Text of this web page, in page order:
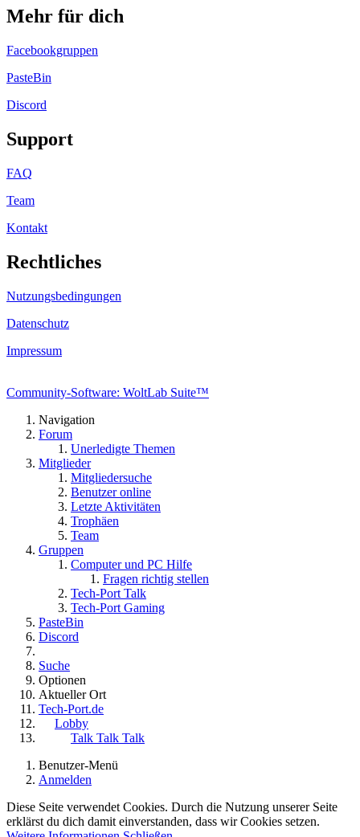
Mehr für dich
Facebookgruppen
PasteBin
Discord
Support
FAQ
Team
Kontakt
Rechtliches
Nutzungsbedingungen
Datenschutz
Impressum
Community-Software: WoltLab Suite™
Navigation
Forum
Unerledigte Themen
Mitglieder
Mitgliedersuche
Benutzer online
Letzte Aktivitäten
Trophäen
Team
Gruppen
Computer und PC Hilfe
Fragen richtig stellen
Tech-Port Talk
Tech-Port Gaming
PasteBin
Discord
Suche
Optionen
Aktueller Ort
Tech-Port.de
Lobby
Talk Talk Talk
Benutzer-Menü
Anmelden
Diese Seite verwendet Cookies. Durch die Nutzung unserer Seite
erklärst du dich damit einverstanden, dass wir Cookies setzen.